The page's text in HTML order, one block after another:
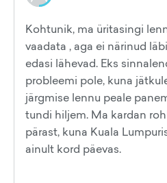
Kohtunik, ma üritasingi
vaadata , aga ei närinud
edasi lähevad. Eks
probleemi pole, kuna
järgmise lennu peale
tundi hiljem. Ma kardan
pärast, kuna Kuala
ainult kord päevas.